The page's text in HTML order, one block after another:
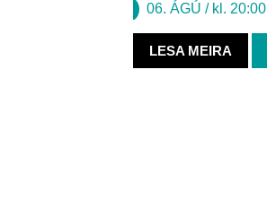
06. ÁGÚ / kl. 20:00
LESA MEIRA